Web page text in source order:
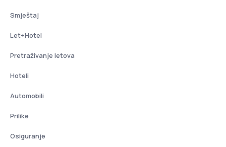
Smještaj
Let+Hotel
Pretraživanje letova
Hoteli
Automobili
Prilike
Osiguranje